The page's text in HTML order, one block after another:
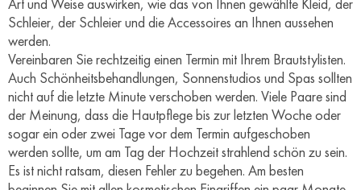
Schleier, der Schleier und die Accessoires an Ihnen aussehen
werden.
Vereinbaren Sie rechtzeitig einen Termin mit Ihrem Brautstylisten.
Auch Schönheitsbehandlungen, Sonnenstudios und Spas sollten
nicht auf die letzte Minute verschoben werden. Viele Paare sind
der Meinung, dass die Hautpflege bis zur letzten Woche oder
sogar ein oder zwei Tage vor dem Termin aufgeschoben
werden sollte, um am Tag der Hochzeit strahlend schön zu sein.
Es ist nicht ratsam, diesen Fehler zu begehen. Am besten